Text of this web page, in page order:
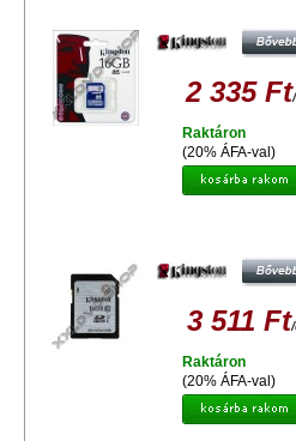
2 335 Ft
(20% ÁFA-val)
Raktáron
3 511 Ft
(20% ÁFA-val)
Raktáron